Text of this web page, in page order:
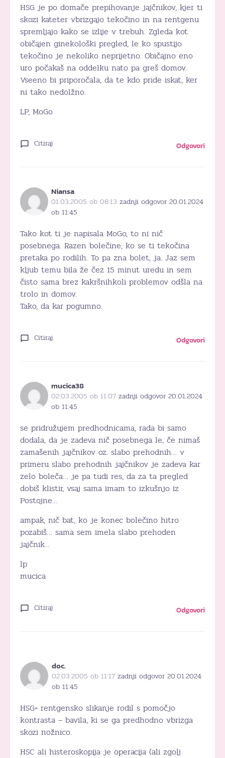
HSG je po domače prepihovanje jajčnikov, kjer ti
skozi kateter vbrizgajo tekočino in na rentgenu
spremljajo kako se izlije v trebuh. Zgleda kot
običajen ginekološki pregled, le ko spustijo
tekočino je nekoliko neprijetno. Običajno eno
uro počakaš na oddelku nato pa greš domov.
Vseeno bi priporočala, da te kdo pride iskat, ker
ni tako nedolžno.
LP, MoGo
Citiraj Odgovori
Niansa
01.03.2005 ob 08:13 zadnji odgovor 20.01.2024
ob 11:45
Tako kot ti je napisala MoGo, to ni nič
posebnega. Razen bolečine, ko se ti tekočina
pretaka po rodilih. To pa zna bolet, ja. Jaz sem
kljub temu bila že čez 15 minut uredu in sem
čisto sama brez kakršnihkoli problemov odšla na
trolo in domov.
Tako, da kar pogumno.
Citiraj Odgovori
mucica38
02.03.2005 ob 11:07 zadnji odgovor 20.01.2024
ob 11:45
se pridružujem predhodnicama, rada bi samo
dodala, da je zadeva nič posebnega le, če nimaš
zamašenih jajčnikov oz. slabo prehodnih… v
primeru slabo prehodnih jajčnikov je zadeva kar
zelo boleča… je pa tudi res, da za ta pregled
dobiš klistir, vsaj sama imam to izkušnjo iz
Postojne…
ampak, nič bat, ko je konec bolečino hitro
pozabiš… sama sem imela slabo prehoden
jajčnik…
lp
mucica
Citiraj Odgovori
doc.
02.03.2005 ob 11:17 zadnji odgovor 20.01.2024
ob 11:45
HSG= rentgensko slikanje rodil s pomočjo
kontrasta – bavila, ki se ga predhodno vbrizga
skozi nožnico.
HSC ali histeroskopija je operacija (ali zgolj